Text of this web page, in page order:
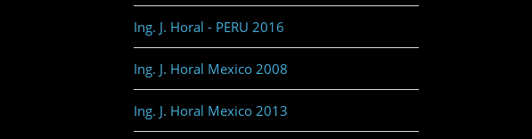
Ing. J. Horal - PERU 2016
Ing. J. Horal Mexico 2008
Ing. J. Horal Mexico 2013